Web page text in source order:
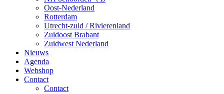
Oost-Nederland
Rotterdam
Utrecht-zuid / Rivierenland
Zuidoost Brabant
Zuidwest Nederland
Nieuws
Agenda
Webshop
Contact
Contact